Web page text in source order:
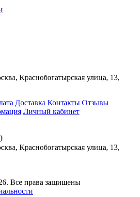
Краснобогатырская улица, 13,
Доставка Контакты Отзывы
Личный кабинет
Краснобогатырская улица, 13,
Все права защищены